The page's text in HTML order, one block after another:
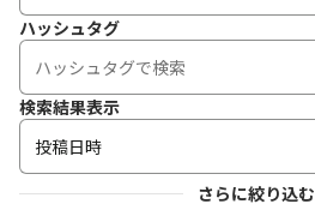
ハッシュタグ
検索結果表示
投稿日時
さらに絞り込む